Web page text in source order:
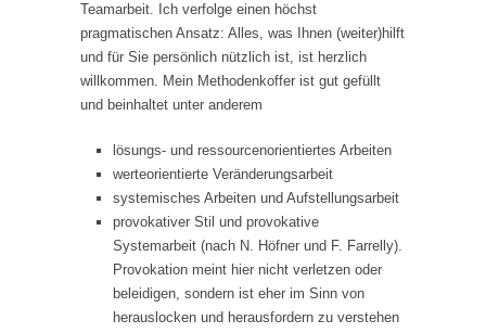
Teamarbeit. Ich verfolge einen höchst
pragmatischen Ansatz: Alles, was Ihnen (weiter)hilft
und für Sie persönlich nützlich ist, ist herzlich
willkommen. Mein Methodenkoffer ist gut gefüllt
und beinhaltet unter anderem
lösungs- und ressourcenorientiertes Arbeiten
werteorientierte Veränderungsarbeit
systemisches Arbeiten und Aufstellungsarbeit
provokativer Stil und provokative
Systemarbeit (nach N. Höfner und F. Farrelly).
Provokation meint hier nicht verletzen oder
beleidigen, sondern ist eher im Sinn von
herauslocken und herausfordern zu verstehen